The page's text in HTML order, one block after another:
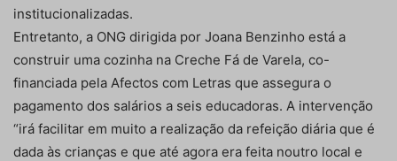
institucionalizadas.
Entretanto, a ONG dirigida por Joana Benzinho está a
construir uma cozinha na Creche Fá de Varela, co-
financiada pela Afectos com Letras que assegura o
pagamento dos salários a seis educadoras. A intervenção
“irá facilitar em muito a realização da refeição diária que é
dada às crianças e que até agora era feita noutro local e